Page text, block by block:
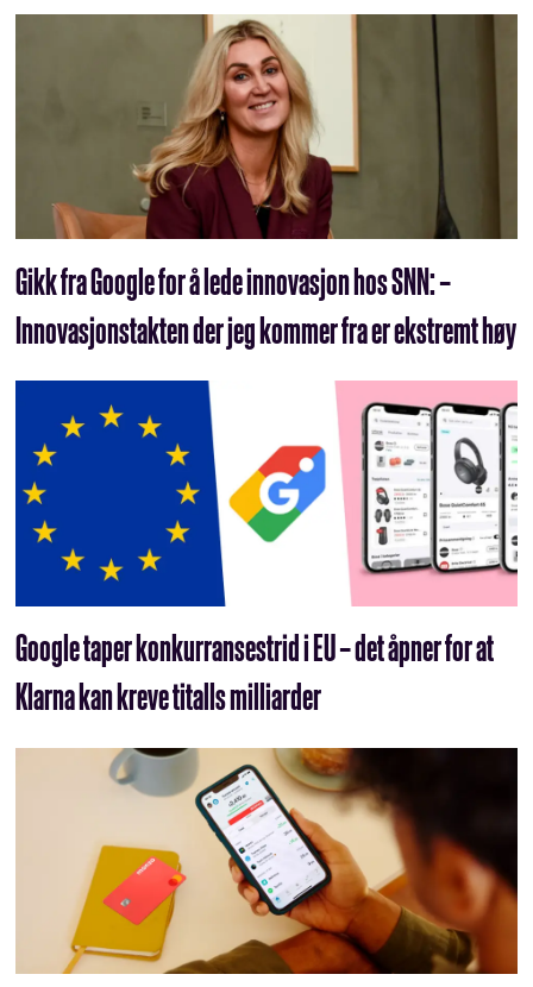
Gikk fra Google for å lede innovasjon hos SNN: –
Innovasjons­takten der jeg kommer fra er ekstremt høy
Google taper konkurransestrid i EU – det åpner for at
Klarna kan kreve titalls milliarder